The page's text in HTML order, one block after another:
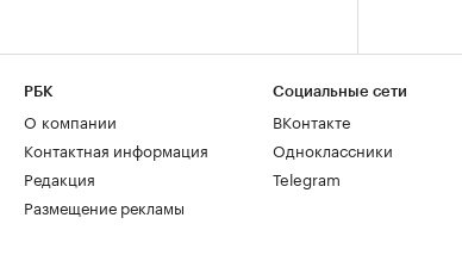
РБК
О компании
Контактная информация
Редакция
Размещение рекламы
Социальные сети
ВКонтакте
Одноклассники
Telegram